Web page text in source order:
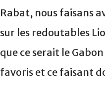
Rabat, nous faisans
sur les redoutables
que ce serait le
favoris et ce faisant